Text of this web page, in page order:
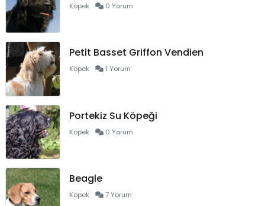
Köpek 0 Yorum
Petit Basset Griffon Vendien
Köpek 1 Yorum
Portekiz Su Köpeği
Köpek 0 Yorum
Beagle
Köpek 7 Yorum